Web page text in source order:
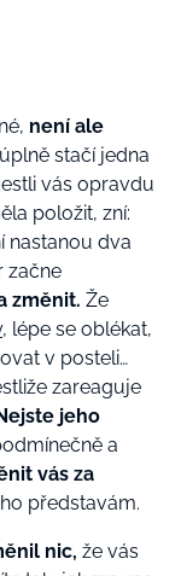
není ale
stačí jedna
vás opravdu
položit, zní:
nastanou dva
začne
změnit. Že
, lépe se oblékat,
v posteli…
zareaguje
jeho
a
vás za
představám.
nic, že vás